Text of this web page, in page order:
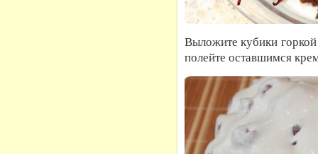
Выложите кубики
полейте оставшимся